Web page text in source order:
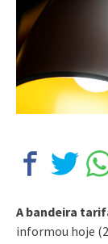
A bandeira
informou hoje